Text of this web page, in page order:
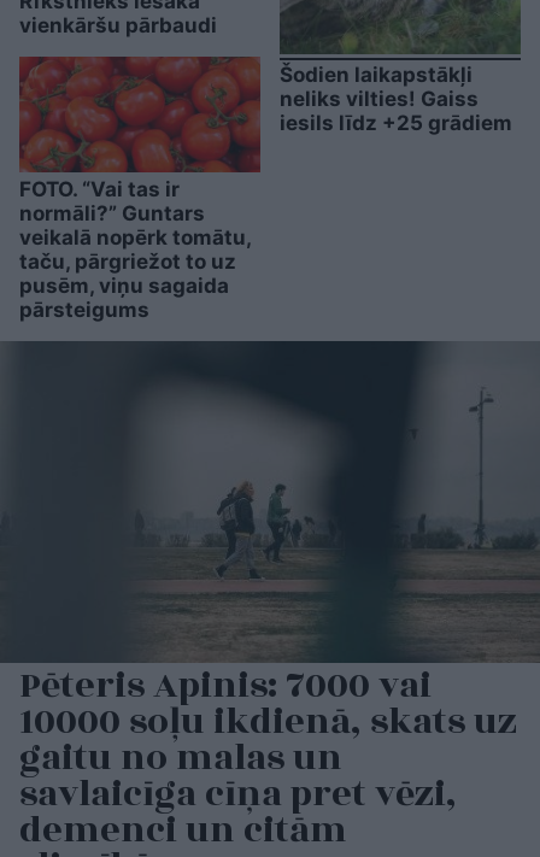
vienkāršu pārbaudi
FOTO. “Vai tas ir
normāli?” Guntars
veikalā nopērk tomātu,
taču, pārgriežot to uz
pusēm, viņu sagaida
pārsteigums
Šodien laikapstākļi
neliks vilties! Gaiss
iesils līdz +25 grādiem
Pēteris Apinis: 7000 vai
10000 soļu ikdienā, skats uz
gaitu no malas un
savlaicīga cīņa pret vēzi,
demenci un citām